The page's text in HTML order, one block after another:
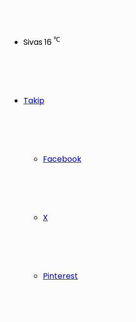
Sivas16 ℃
Takip
Facebook
X
Pinterest